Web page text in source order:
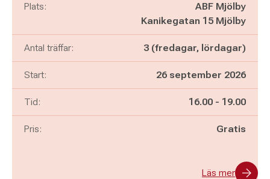
Plats:
ABF Mjölby
Kanikegatan 15 Mjölby
Antal träffar: 3 (fredagar, lördagar)
Start: 26 september 2026
Tid: Pågår mellan
16.00 - och
19.00
Pris: Gratis
Läs mer